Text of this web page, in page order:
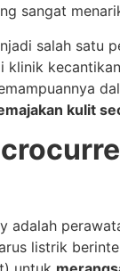
sangat
salah satu
klinik
kulit
adalah
listrik